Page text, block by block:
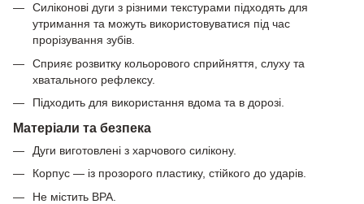
Силіконові дуги з різними текстурами підходять для
утримання та можуть використовуватися під час
прорізування зубів.
Сприяє розвитку кольорового сприйняття, слуху та
хватального рефлексу.
Підходить для використання вдома та в дорозі.
Матеріали та безпека
Дуги виготовлені з харчового силікону.
Корпус — із прозорого пластику, стійкого до ударів.
Не містить BPA.